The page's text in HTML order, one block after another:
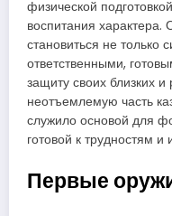
физической
воспитания
становиться не только
ответственными,
защиту своих близких
неотъемлемую часть
служило основой для
готовой к трудностям
Первые